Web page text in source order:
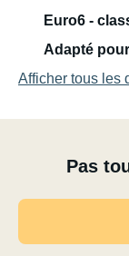
Euro6 -
Adapté
Afficher tous les
Pas